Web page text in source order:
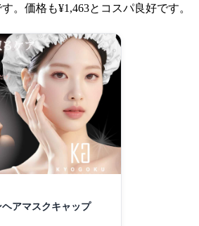
。価格も¥1,463とコスパ良好です。
アマスクキャップ